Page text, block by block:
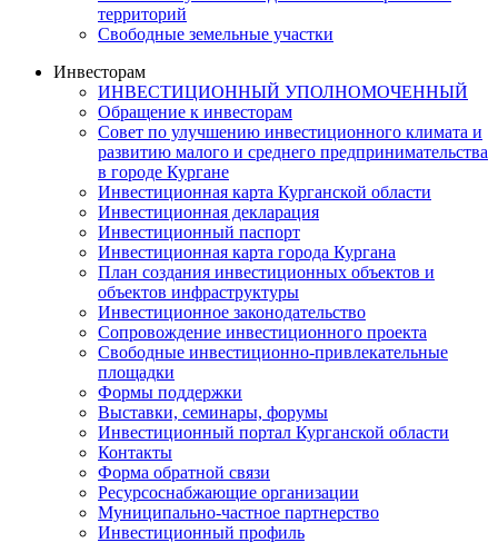
территорий
Свободные земельные участки
Инвесторам
ИНВЕСТИЦИОННЫЙ УПОЛНОМОЧЕННЫЙ
Обращение к инвесторам
Совет по улучшению инвестиционного климата и
развитию малого и среднего предпринимательства
в городе Кургане
Инвестиционная карта Курганской области
Инвестиционная декларация
Инвестиционный паспорт
Инвестиционная карта города Кургана
План создания инвестиционных объектов и
объектов инфраструктуры
Инвестиционное законодательство
Сопровождение инвестиционного проекта
Свободные инвестиционно-привлекательные
площадки
Формы поддержки
Выставки, семинары, форумы
Инвестиционный портал Курганской области
Контакты
Форма обратной связи
Ресурсоснабжающие организации
Муниципально-частное партнерство
Инвестиционный профиль